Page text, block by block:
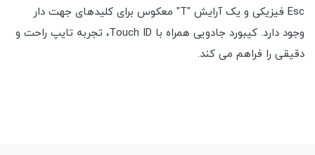
Esc فیزیکی و یک آرایش "T" معکوس برای کلیدهای جهت دار
وجود دارد. کیبورد جادویی همراه با Touch ID، تجربه تایپ راحت و
دقیقی را فراهم می کند.